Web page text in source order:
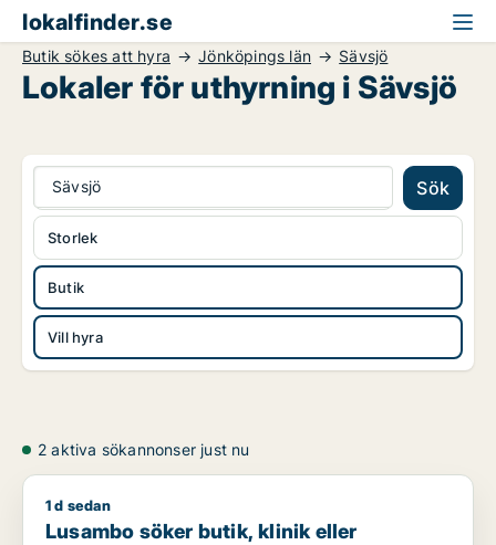
lokalfinder.se
Butik sökes att hyra Jönköpings län Sävsjö
Lokaler för uthyrning i Sävsjö
Sävsjö Sök
Butik
Vill hyra
Storlek
2 aktiva sökannonser just nu
Lusambo söker butik, klinik eller showroom för uthyrning i
1 d sedan
Lusambo söker butik, klinik eller